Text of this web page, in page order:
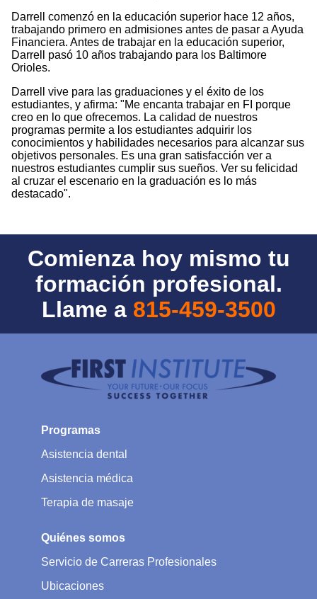
Darrell comenzó en la educación superior hace 12 años,
trabajando primero en admisiones antes de pasar a Ayuda
Financiera. Antes de trabajar en la educación superior,
Darrell pasó 10 años trabajando para los Baltimore
Orioles.
Darrell vive para las graduaciones y el éxito de los
estudiantes, y afirma: "Me encanta trabajar en FI porque
creo en lo que ofrecemos. La calidad de nuestros
programas permite a los estudiantes adquirir los
conocimientos y habilidades necesarios para alcanzar sus
objetivos personales. Es una gran satisfacción ver a
nuestros estudiantes cumplir sus sueños. Ver su felicidad
al cruzar el escenario en la graduación es lo más
destacado".
Comienza hoy mismo tu
formación profesional.
Llame a 815-459-3500
Programas
Asistencia dental
Asistencia médica
Terapia de masaje
Quiénes somos
Servicio de Carreras Profesionales
Ubicaciones